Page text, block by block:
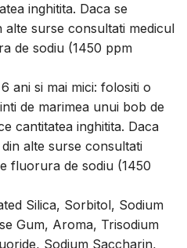
inghitita. Daca se
surse consultati medicul
de sodiu (1450 ppm
ani si mai mici: folositi o
de marimea unui bob de
cantitatea inghitita. Daca
alte surse consultati
fluorura de sodiu (1450
Silica, Sorbitol, Sodium
Gum, Aroma, Trisodium
Sodium Saccharin,